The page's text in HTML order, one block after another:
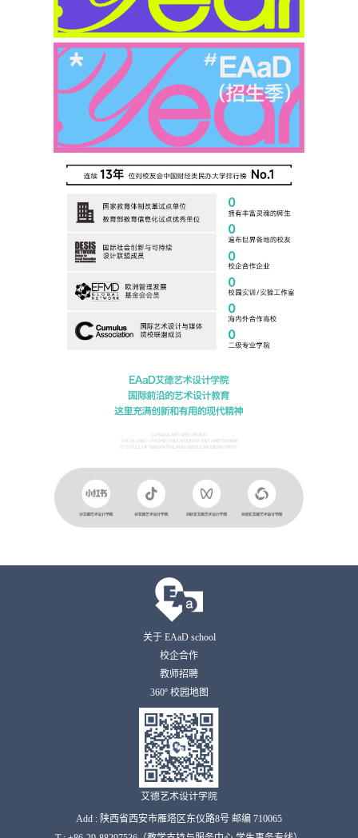
关于 EAaD school
校企合作
教师招聘
360º 校园地图
艾德艺术设计学院
Add : 陕西省西安市雁塔区东仪路8号 邮编 710065